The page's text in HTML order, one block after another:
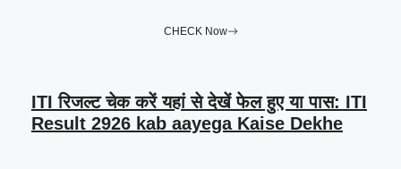
CHECK Now
ITI रिजल्ट चेक करें यहां से देखें फेल हुए या पास: ITI
Result 2926 kab aayega Kaise Dekhe